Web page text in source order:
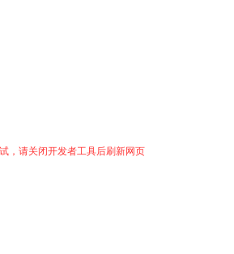
，请关闭开发者工具后刷新网页